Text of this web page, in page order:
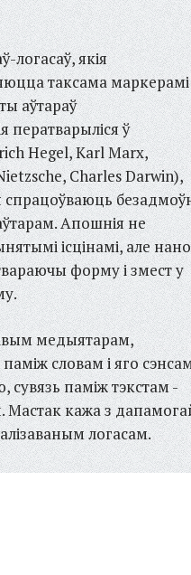
логасаў, якія
таксама маркерамі
аўтараў
ператварыліся ў
Hegel, Karl Marx,
Charles Darwin),
спрацоўваюць
Апошнія не
ісцінамі, але
форму і змест у
медыятарам,
словам і яго
сувязь паміж тэкстам -
Мастак кажа з
логасам.